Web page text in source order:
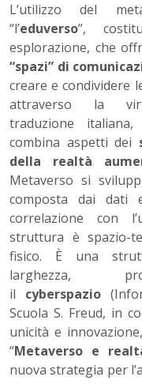
L’utilizzo del
“l’eduverso”,
esplorazione, che
“spazi” di
creare e condividere
attraverso la
traduzione
combina aspetti dei
della realtà
Metaverso si
composta dai dati
correlazione con
struttura è spazio-
fisico. È una
larghezza,
il cyberspazio
Scuola S. Freud, in
unicità e
“Metaverso e
nuova strategia per